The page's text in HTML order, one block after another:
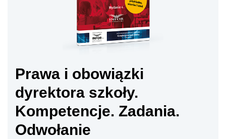
Prawa i obowiązki
dyrektora szkoły.
Kompetencje. Zadania.
Odwołanie